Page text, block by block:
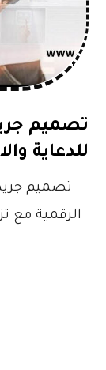
تصميم
للدعاية
تصميم
الرقمية مع